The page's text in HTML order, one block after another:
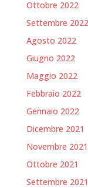
Ottobre 2022
Settembre 2022
Agosto 2022
Giugno 2022
Maggio 2022
Febbraio 2022
Gennaio 2022
Dicembre 2021
Novembre 2021
Ottobre 2021
Settembre 2021